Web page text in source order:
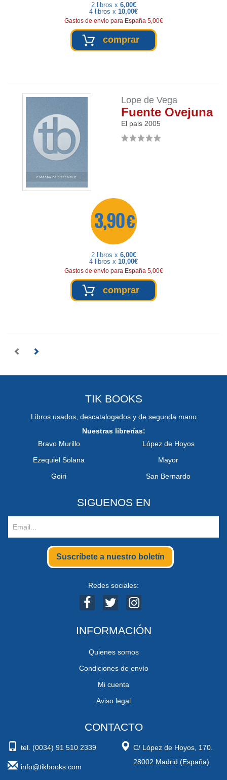
2 libros x 6,00€
4 libros x 10,00€
Gastos de envio para España 5,00€
comprar
Lope de Vega
Fuente Ovejuna
El pais 2005
3,90 €
2 libros x 6,00€
4 libros x 10,00€
Gastos de envio para España 5,00€
comprar
TIK BOOKS
Libros usados, descatalogados y de segunda mano
Nuestras librerías:
Bravo Murillo
Ezequiel Solana
Goiri
López de Hoyos
Mayor
San Bernardo
SIGUENOS EN
Suscríbete a nuestro boletín
Redes sociales:
INFORMACIÓN
Quienes somos
Condiciones de envío
Mi cuenta
Aviso legal
CONTACTO
tel. (0034) 91 510 2339
info@tikbooks.com
C/ López de Hoyos, 170.
28002 Madrid (España)